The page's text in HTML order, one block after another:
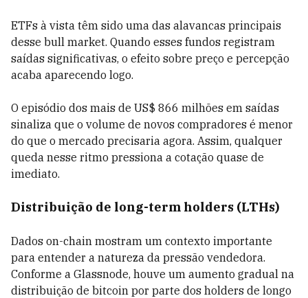
ETFs à vista têm sido uma das alavancas principais
desse bull market. Quando esses fundos registram
saídas significativas, o efeito sobre preço e percepção
acaba aparecendo logo.
O episódio dos mais de US$ 866 milhões em saídas
sinaliza que o volume de novos compradores é menor
do que o mercado precisaria agora. Assim, qualquer
queda nesse ritmo pressiona a cotação quase de
imediato.
Distribuição de long-term holders (LTHs)
Dados on-chain mostram um contexto importante
para entender a natureza da pressão vendedora.
Conforme a Glassnode, houve um aumento gradual na
distribuição de bitcoin por parte dos holders de longo